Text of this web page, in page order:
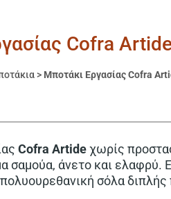
Cofra
> Μποτάκι Εργασίας Cofra
Cofra Artideχωρίς
σαμούα, άνετο και ελαφρύ.
πολυουρεθανική σόλα